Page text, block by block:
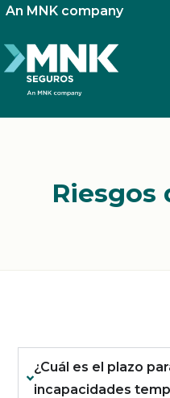
An MNK company
Riesgos
¿Cuál es el plazo
incapacidades